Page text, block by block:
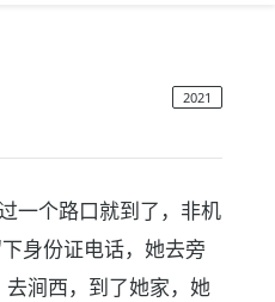
2021
一个路口就到了，非机
身份证电话，她去旁
涧西，到了她家，她